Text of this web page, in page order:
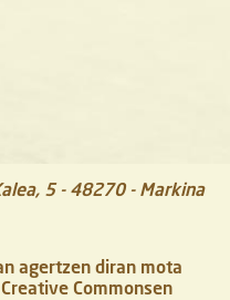
5 - 48270- Markina
agertzen diran mota
Commonsen